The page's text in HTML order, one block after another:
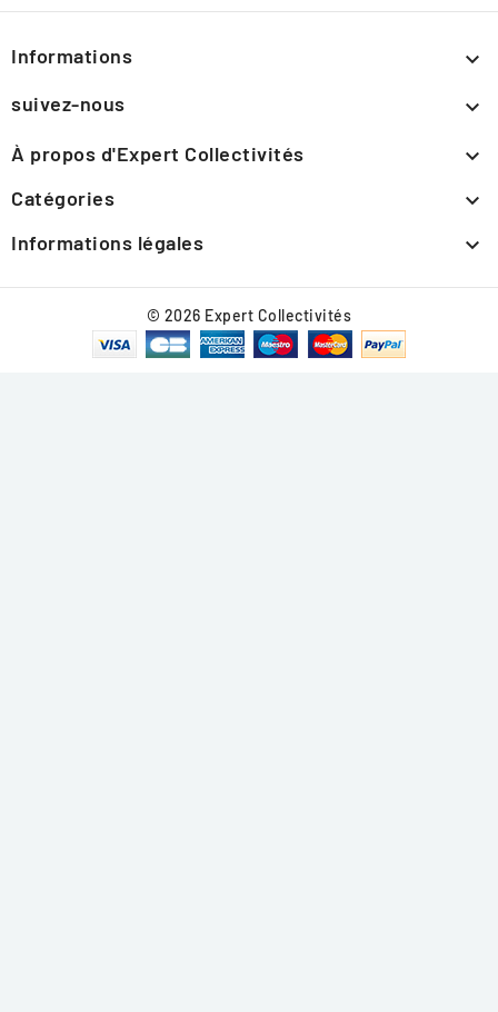
Informations 
suivez-nous 
À propos d'Expert Collectivités 
Catégories 
Informations légales 
© 2026 Expert Collectivités